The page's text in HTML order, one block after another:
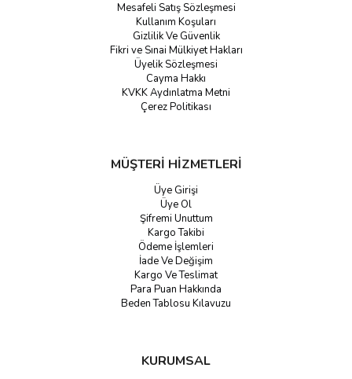
Mesafeli Satış Sözleşmesi
Kullanım Koşuları
Gizlilik Ve Güvenlik
Fikri ve Sınai Mülkiyet Hakları
Üyelik Sözleşmesi
Cayma Hakkı
KVKK Aydınlatma Metni
Çerez Politikası
MÜŞTERİ HİZMETLERİ
Üye Girişi
Üye Ol
Şifremi Unuttum
Kargo Takibi
Ödeme İşlemleri
İade Ve Değişim
Kargo Ve Teslimat
Para Puan Hakkında
Beden Tablosu Kılavuzu
KURUMSAL